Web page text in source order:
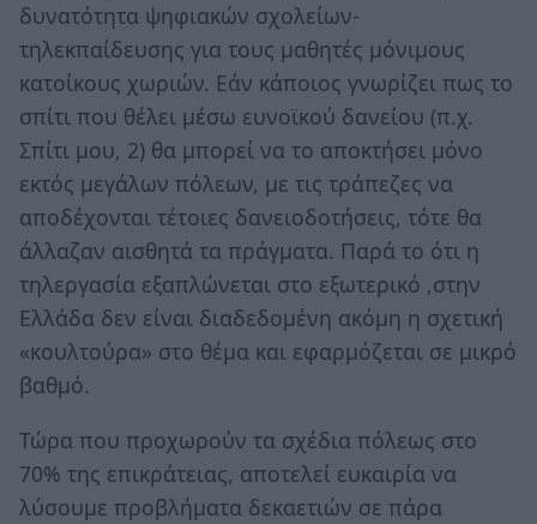
δυνατότητα ψηφιακών σχολείων-
τηλεκπαίδευσης για τους μαθητές μόνιμους
κατοίκους χωριών. Εάν κάποιος γνωρίζει πως το
σπίτι που θέλει μέσω ευνοϊκού δανείου (π.χ.
Σπίτι μου, 2) θα μπορεί να το αποκτήσει μόνο
εκτός μεγάλων πόλεων, με τις τράπεζες να
αποδέχονται τέτοιες δανειοδοτήσεις, τότε θα
άλλαζαν αισθητά τα πράγματα. Παρά το ότι η
τηλεργασία εξαπλώνεται στο εξωτερικό ,στην
Ελλάδα δεν είναι διαδεδομένη ακόμη η σχετική
«κουλτούρα» στο θέμα και εφαρμόζεται σε μικρό
βαθμό.
Τώρα που προχωρούν τα σχέδια πόλεως στο
70% της επικράτειας, αποτελεί ευκαιρία να
λύσουμε προβλήματα δεκαετιών σε πάρα